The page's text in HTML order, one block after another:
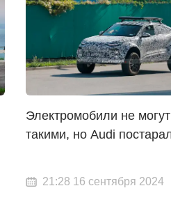
Электромобили не
такими, но Audi
21:28 16 сентября 2024